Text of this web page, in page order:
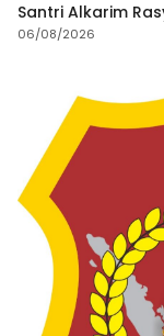
Santri Alkarim
06/08/2026